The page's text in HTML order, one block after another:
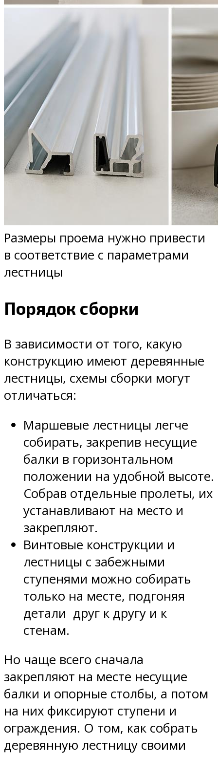
Размеры проема нужно привести
в соответствие с параметрами
лестницы
Порядок сборки
В зависимости от того, какую
конструкцию имеют деревянные
лестницы, схемы сборки могут
отличаться:
Маршевые лестницы легче
собирать, закрепив несущие
балки в горизонтальном
положении на удобной высоте.
Собрав отдельные пролеты, их
устанавливают на место и
закрепляют.
Винтовые конструкции и
лестницы с забежными
ступенями можно собирать
только на месте, подгоняя
детали друг к другу и к
стенам.
Но чаще всего сначала
закрепляют на месте несущие
балки и опорные столбы, а потом
на них фиксируют ступени и
ограждения. О том, как собрать
деревянную лестницу своими